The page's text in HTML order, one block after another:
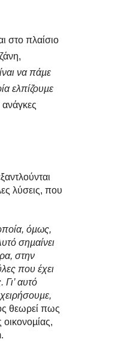
στο πλαίσιο
να πάµε
ελπίζουµε
ανάγκες
λύσεις, που
όµως,
σηµαίνει
στην
που έχει
αυτό
θεωρεί πως
οικονοµίας,